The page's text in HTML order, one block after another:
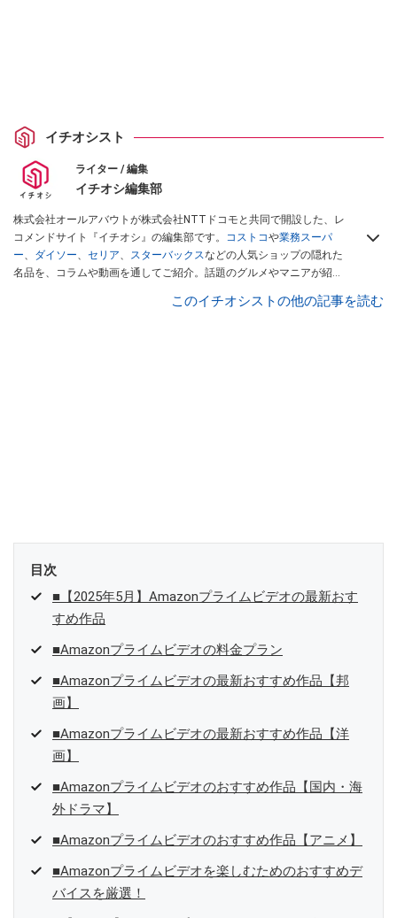
イチオシスト
ライター / 編集
イチオシ編集部
株式会社オールアバウトが株式会社NTTドコモと共同で開設した、レ
コメンドサイト『イチオシ』の編集部です。 コストコや業務スーパ
ー、 ダイソー、 セリア、 スターバックスなどの人気ショップの隠れた
名品を、コラムや動画を通してご紹介。話題のグルメやマニアが紹介
インフルエンサーが実際に使用してレビューしています。毎日トレン
このイチオシストの他の記事を読む
目次
■【2025年5月】Amazonプライムビデオの最新おす
すめ作品
■Amazonプライムビデオの料金プラン
■Amazonプライムビデオの最新おすすめ作品【邦
画】
■Amazonプライムビデオの最新おすすめ作品【洋
画】
■Amazonプライムビデオのおすすめ作品【国内・海
外ドラマ】
■Amazonプライムビデオのおすすめ作品【アニメ】
■Amazonプライムビデオを楽しむためのおすすめデ
バイスを厳選！